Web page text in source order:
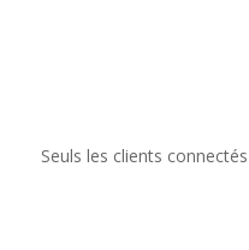
Seuls les clients